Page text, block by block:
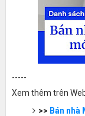
-----
Xem thêm trên
>> Bán nhà